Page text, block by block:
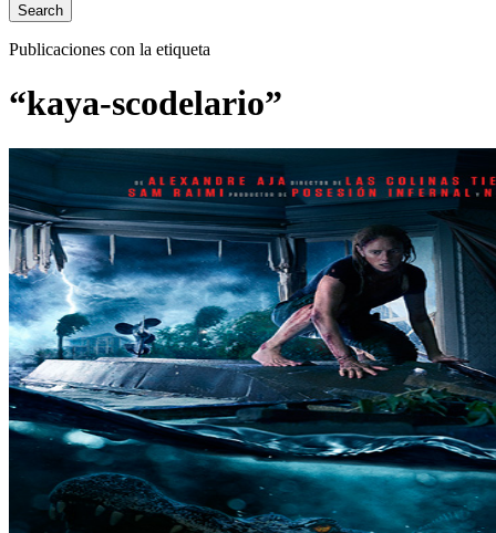
Search
Publicaciones con la etiqueta
“kaya-scodelario”